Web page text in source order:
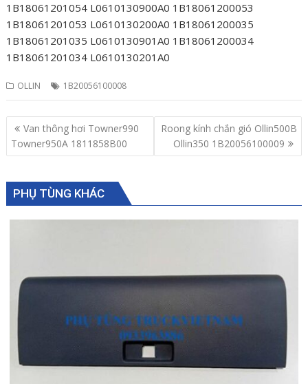
1B18061201054 L0610130900A0 1B18061200053
1B18061201053 L0610130200A0 1B18061200035
1B18061201035 L0610130901A0 1B18061200034
1B18061201034 L0610130201A0
OLLIN 1B20056100008
Post
navigation
Van thông hơi Towner990
Towner950A 1811858B00
Roong kính chắn gió Ollin500B
Ollin350 1B20056100009
PHỤ TÙNG KHÁC